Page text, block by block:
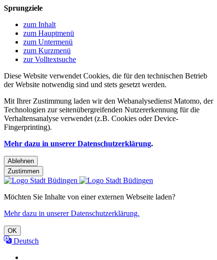
Sprungziele
zum Inhalt
zum Hauptmenü
zum Untermenü
zum Kurzmenü
zur Volltextsuche
Diese Website verwendet Cookies, die für den technischen Betrieb
der Website notwendig sind und stets gesetzt werden.
Mit Ihrer Zustimmung laden wir den Webanalysedienst Matomo, der
Technologien zur seitenübergreifenden Nutzererkennung für die
Verhaltensanalyse verwendet (z.B. Cookies oder Device-
Fingerprinting).
Mehr dazu in unserer Datenschutzerklärung.
Ablehnen
Zustimmen
Möchten Sie Inhalte von einer externen Webseite laden?
Mehr dazu in unserer Datenschutzerklärung.
OK
Deutsch